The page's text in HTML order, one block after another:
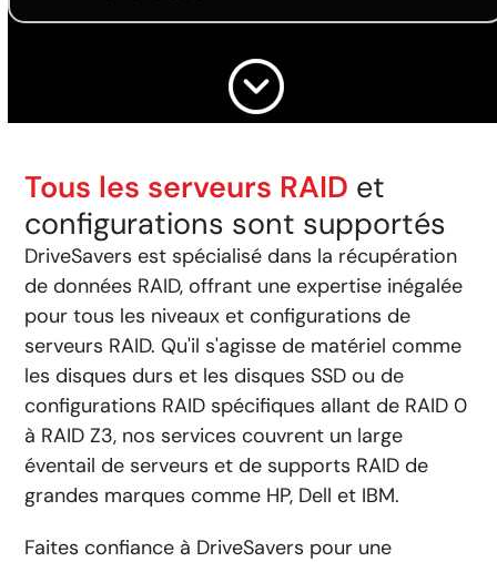
Tous les serveurs RAID et
configurations sont supportés
DriveSavers est spécialisé dans la récupération
de données RAID, offrant une expertise inégalée
pour tous les niveaux et configurations de
serveurs RAID. Qu'il s'agisse de matériel comme
les disques durs et les disques SSD ou de
configurations RAID spécifiques allant de RAID 0
à RAID Z3, nos services couvrent un large
éventail de serveurs et de supports RAID de
grandes marques comme HP, Dell et IBM.
Faites confiance à DriveSavers pour une